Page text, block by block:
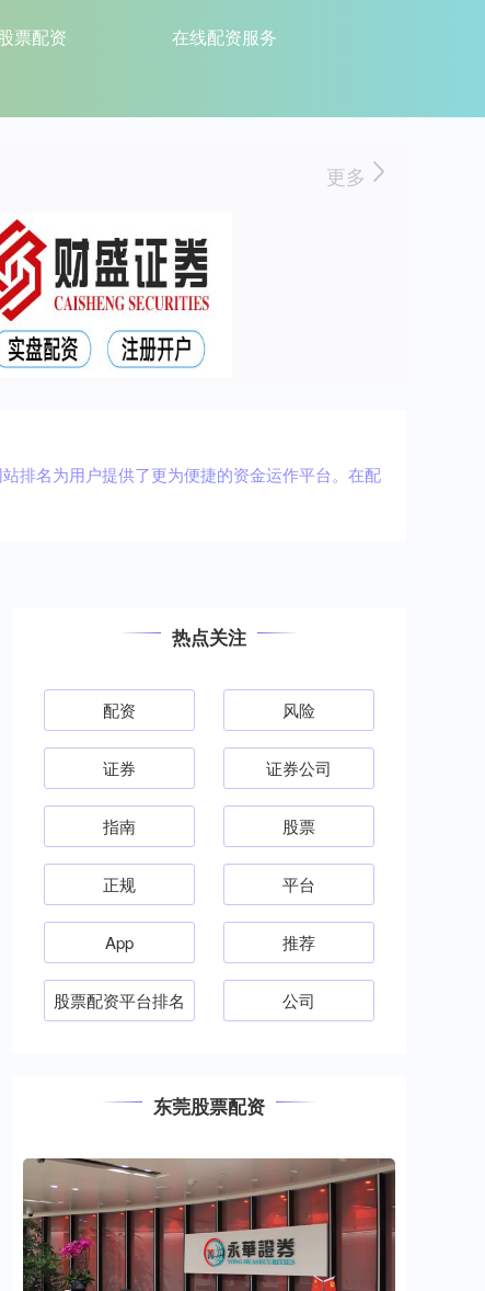
票配资 在线配资服务
更多
排名为用户提供了更为便捷的资金运作平台。在配
热点关注
配资 风险
证券 证券公司
指南 股票
正规 平台
App 推荐
股票配资平台排名 公司
东莞股票配资